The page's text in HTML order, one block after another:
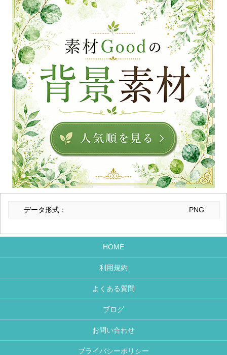
データ形式： PNG
HOME
利用規約
よくある質問
ブログ
お問い合わせ
プライバシーポリシー